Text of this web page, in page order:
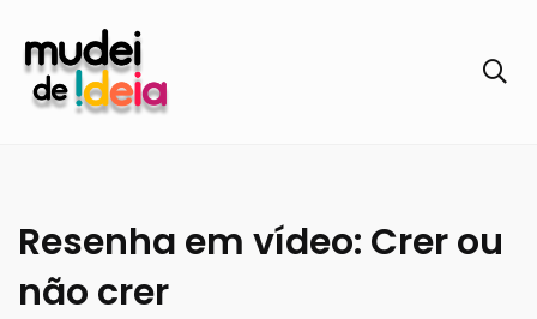
Resenha em vídeo: Crer ou
não crer